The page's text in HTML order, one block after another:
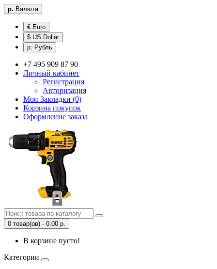
р. Валюта
€ Euro
$ US Dollar
р. Рубль
+7 495 909 87 90
Личный кабинет
Регистрация
Авторизация
Мои Закладки (0)
Корзина покупок
Оформление заказа
0 товар(ов) - 0.00 р.
В корзине пусто!
Категории